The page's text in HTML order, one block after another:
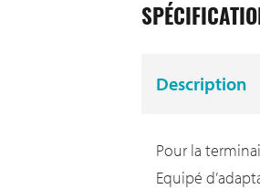
Description
Pour la
Equipé